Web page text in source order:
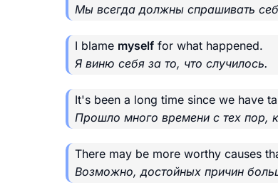
Мы всегда должны спрашивать
I blame myself for what happened.
Я виню себя за то, что случилось.
It's been a long time since we have
Прошло много времени с тех пор,
There may be more worthy causes
Возможно, достойных причин